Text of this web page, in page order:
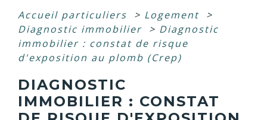
Accueil particuliers > Logement >
Diagnostic immobilier > Diagnostic
immobilier : constat de risque
d'exposition au plomb (Crep)
DIAGNOSTIC
IMMOBILIER : CONSTAT